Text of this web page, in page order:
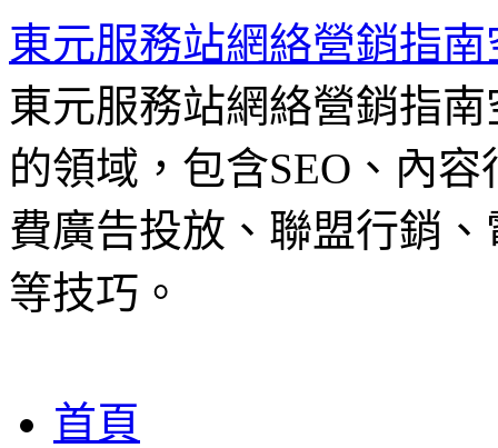
東元服務站網絡營銷指南
東元服務站網絡營銷指
的領域，包含SEO、內
費廣告投放、聯盟行銷
等技巧。
至
首頁